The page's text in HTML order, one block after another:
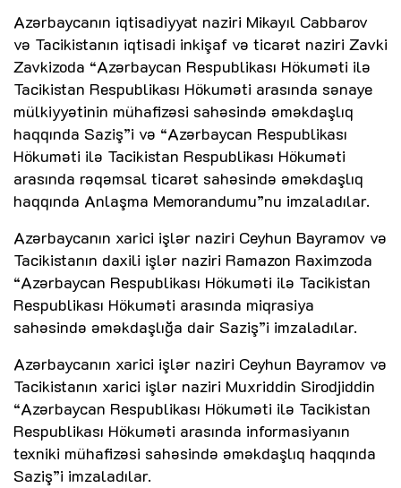
Azərbaycanın iqtisadiyyat naziri Mikayıl Cabbarov
və Tacikistanın iqtisadi inkişaf və ticarət naziri Zavki
Zavkizoda “Azərbaycan Respublikası Hökuməti ilə
Tacikistan Respublikası Hökuməti arasında sənaye
mülkiyyətinin mühafizəsi sahəsində əməkdaşlıq
haqqında Saziş”i və “Azərbaycan Respublikası
Hökuməti ilə Tacikistan Respublikası Hökuməti
arasında rəqəmsal ticarət sahəsində əməkdaşlıq
haqqında Anlaşma Memorandumu”nu imzaladılar.
Azərbaycanın xarici işlər naziri Ceyhun Bayramov və
Tacikistanın daxili işlər naziri Ramazon Raximzoda
“Azərbaycan Respublikası Hökuməti ilə Tacikistan
Respublikası Hökuməti arasında miqrasiya
sahəsində əməkdaşlığa dair Saziş”i imzaladılar.
Azərbaycanın xarici işlər naziri Ceyhun Bayramov və
Tacikistanın xarici işlər naziri Muxriddin Sirodjiddin
“Azərbaycan Respublikası Hökuməti ilə Tacikistan
Respublikası Hökuməti arasında informasiyanın
texniki mühafizəsi sahəsində əməkdaşlıq haqqında
Saziş”i imzaladılar.